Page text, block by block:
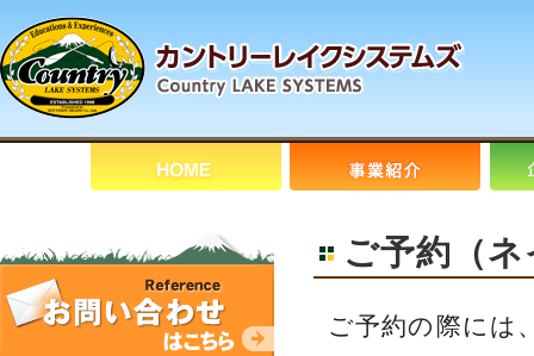
ご予約（
ご予約の際には